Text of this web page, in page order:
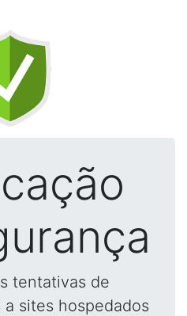
tentativas de
sites hospedados